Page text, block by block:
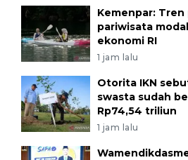
Kemenpar:
pariwisata
ekonomi RI
1 jam lalu
Otorita IKN
swasta sudah
Rp74,54 triliun
1 jam lalu